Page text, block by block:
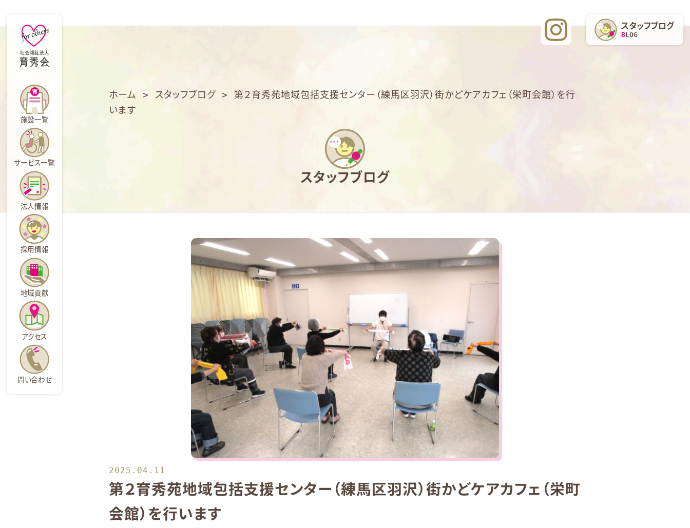
スタッフブログ
BLOG
施設一覧
サービス一覧
法人情報
採用情報
地域貢献
アクセス
問い合わせ
ホーム > スタッフブログ > 第２育秀苑地域包括支援センター（練馬区羽沢）街かどケアカフェ（栄町会館）を行
います
スタッフブログ
2025.04.11
第２育秀苑地域包括支援センター（練馬区羽沢）街かどケアカフェ（栄町
会館）を行います